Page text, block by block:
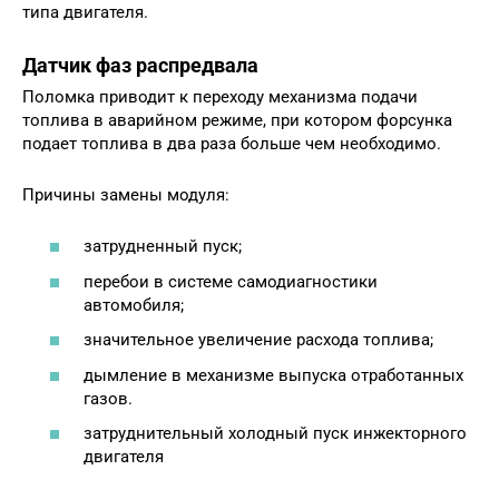
типа двигателя.
Датчик фаз распредвала
Поломка приводит к переходу механизма подачи
топлива в аварийном режиме, при котором форсунка
подает топлива в два раза больше чем необходимо.
Причины замены модуля:
затрудненный пуск;
перебои в системе самодиагностики
автомобиля;
значительное увеличение расхода топлива;
дымление в механизме выпуска отработанных
газов.
затруднительный холодный пуск инжекторного
двигателя